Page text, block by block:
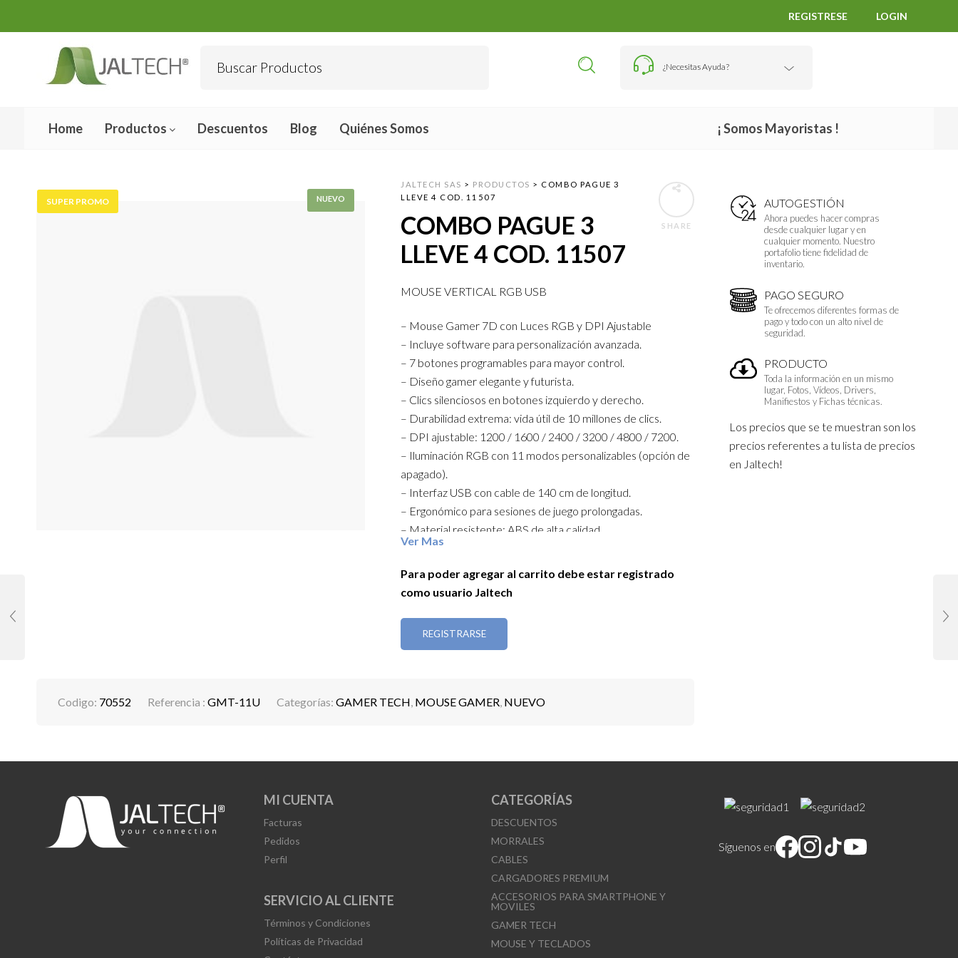
REGISTRESE LOGIN
¿Necesitas Ayuda?
Home Productos Descuentos Blog Quiénes Somos ¡ Somos Mayoristas !
AUTOGESTIÓN
Ahora puedes hacer compras
desde cualquier lugar y en
cualquier momento. Nuestro
portafolio tiene fidelidad de
inventario.
PAGO SEGURO
Te ofrecemos diferentes formas de
pago y todo con un alto nivel de
seguridad.
PRODUCTO
Toda la información en un mismo
lugar, Fotos, Vídeos, Drivers,
Manifiestos y Fichas técnicas.
Los precios que se te muestran son los
precios referentes a tu lista de precios
en Jaltech!
SUPER PROMO
SHARE
JALTECH SAS > PRODUCTOS > COMBO PAGUE 3
LLEVE 4 COD. 11507
COMBO PAGUE 3
LLEVE 4 COD. 11507
MOUSE VERTICAL RGB USB
– Mouse Gamer 7D con Luces RGB y DPI Ajustable
– Incluye software para personalización avanzada.
– 7 botones programables para mayor control.
– Diseño gamer elegante y futurista.
– Clics silenciosos en botones izquierdo y derecho.
– Durabilidad extrema: vida útil de 10 millones de clics.
– DPI ajustable: 1200 / 1600 / 2400 / 3200 / 4800 / 7200.
– Iluminación RGB con 11 modos personalizables (opción de
apagado).
– Interfaz USB con cable de 140 cm de longitud.
– Ergonómico para sesiones de juego prolongadas.
– Material resistente: ABS de alta calidad.
– Compatibilidad total: Windows, Android, Mac, Linux e iOS.
Ver Mas
Para poder agregar al carrito debe estar registrado
como usuario Jaltech
REGISTRARSE
Codigo: 70552 Referencia : GMT-11U Categorías: GAMER TECH, MOUSE GAMER, NUEVO
MI CUENTA
Facturas
Pedidos
Perfil
SERVICIO AL CLIENTE
Términos y Condiciones
Políticas de Privacidad
CATEGORÍAS
DESCUENTOS
MORRALES
CABLES
CARGADORES PREMIUM
ACCESORIOS PARA SMARTPHONE Y
MOVILES
GAMER TECH
MOUSE Y TECLADOS
Síguenos en